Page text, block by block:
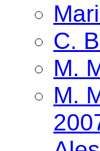
C.
M.
M.